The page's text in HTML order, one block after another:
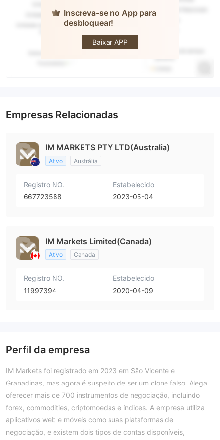
Inscreva-se no App para
desbloquear!
Baixar APP
IM
Empresas Relacionadas
IM MARKETS PTY LTD(Australia)
Ativo Austrália
Registro NO.
667723588
Estabelecido
2023-05-04
IM Markets Limited(Canada)
Ativo Canada
Registro NO.
11997394
Estabelecido
2020-04-09
Perfil da empresa
IM Markets foi registrado em 2023 em São Vicente e
Granadinas, mas agora é suspeito de ser um clone falso. Alega
oferecer mais de 700 instrumentos de negociação, incluindo
forex, commodities, criptomoedas e índices. A empresa utiliza
aplicativos web e móveis como suas plataformas de
negociação, e existem dois tipos de contas disponíveis,